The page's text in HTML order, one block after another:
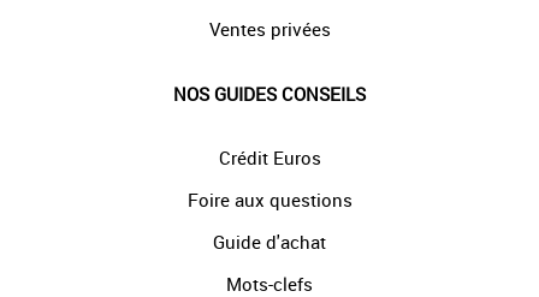
Ventes privées
NOS GUIDES CONSEILS
Crédit Euros
Foire aux questions
Guide d'achat
Mots-clefs